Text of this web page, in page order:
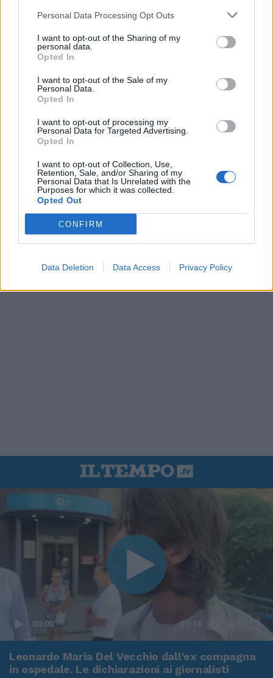
Personal Data Processing Opt Outs
I want to opt-out of the Sharing of my
personal data.
Opted In
I want to opt-out of the Sale of my
Personal Data.
Opted In
I want to opt-out of processing my
Personal Data for Targeted Advertising.
Opted In
I want to opt-out of Collection, Use,
Retention, Sale, and/or Sharing of my
Personal Data that Is Unrelated with the
Purposes for which it was collected.
Opted Out
CONFIRM
Data Deletion Data Access Privacy Policy
00:00 01:16
Leonardo Maria Del Vecchio dall'ex compagna
in ospedale. Le dichiarazioni ai giornalisti